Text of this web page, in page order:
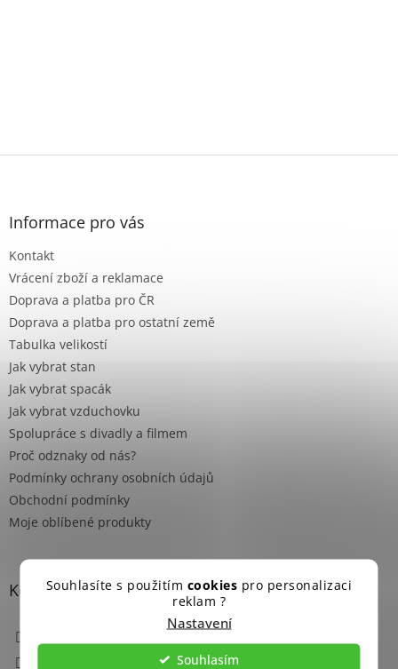
Souhlasíte s použitím cookies pro personalizaci
reklam ?
Nastavení
Souhlasím
Z
Informace pro vás
Kontakt
Vrácení zboží a reklamace
Doprava a platba pro ČR
Doprava a platba pro ostatní země
Tabulka velikostí
Jak vybrat stan
Jak vybrat spacák
Jak vybrat vzduchovku
Spolupráce s divadly a filmem
Proč odznaky od nás?
Podmínky ochrany osobních údajů
Obchodní podmínky
Moje oblíbené produkty
Kontakt
776069079 (PO-PÁ 08 - 15:00)